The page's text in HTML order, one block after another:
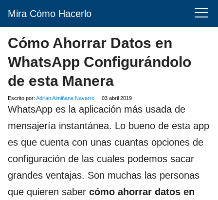
Mira Cómo Hacerlo
Cómo Ahorrar Datos en
WhatsApp Configurándolo
de esta Manera
Escrito por: Adrian Almiñana Navarro 03 abril 2019
WhatsApp es la aplicación más usada de
mensajería instantánea. Lo bueno de esta app
es que cuenta con unas cuantas opciones de
configuración de las cuales podemos sacar
grandes ventajas. Son muchas las personas
que quieren saber cómo ahorrar datos en